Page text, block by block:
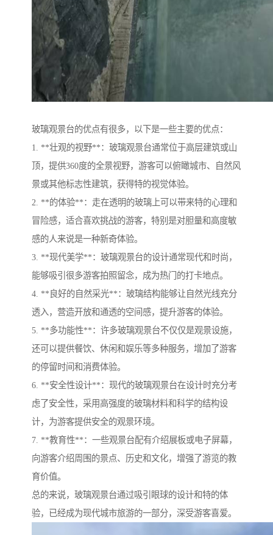
玻璃观景台的优点有很多，以下是一些主要的优点：
1. **壮观的视野**：玻璃观景台通常位于高层建筑或山
顶，提供360度的全景视野，游客可以俯瞰城市、自然风
景或其他标志性建筑，获得特的视觉体验。
2. **的体验**：走在透明的玻璃上可以带来特的心理和
冒险感，适合喜欢挑战的游客，特别是对胆量和高度敏
感的人来说是一种新奇体验。
3. **现代美学**：玻璃观景台的设计通常现代和时尚，
能够吸引很多游客拍照留念，成为热门的打卡地点。
4. **良好的自然采光**：玻璃结构能够让自然光线充分
透入，营造开放和通透的空间感，提升游客的体验。
5. **多功能性**：许多玻璃观景台不仅仅是观景设施，
还可以提供餐饮、休闲和娱乐等多种服务，增加了游客
的停留时间和消费体验。
6. **安全性设计**：现代的玻璃观景台在设计时充分考
虑了安全性，采用高强度的玻璃材料和科学的结构设
计，为游客提供安全的观景环境。
7. **教育性**：一些观景台配有介绍展板或电子屏幕，
向游客介绍周围的景点、历史和文化，增强了游览的教
育价值。
总的来说，玻璃观景台通过吸引眼球的设计和特的体
验，已经成为现代城市旅游的一部分，深受游客喜爱。